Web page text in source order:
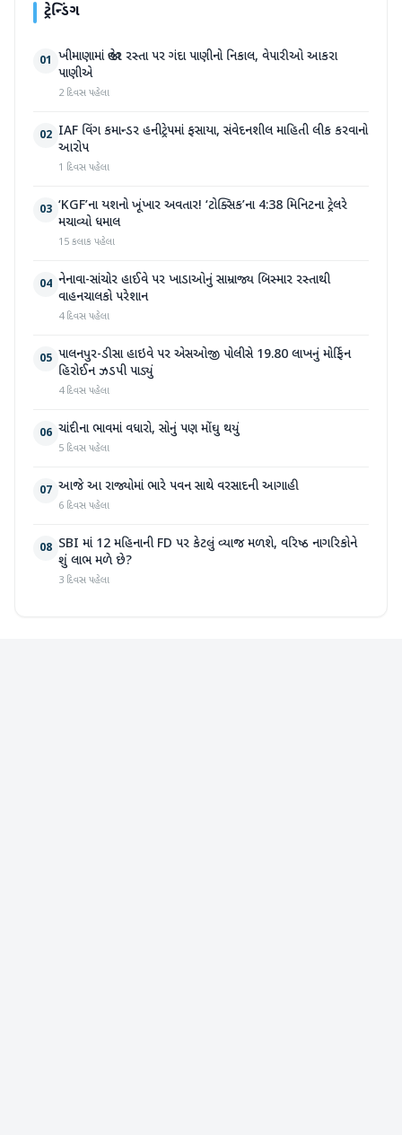
ટ્રેન્ડિંગ
01 ખીમાણામાં જાહેર રસ્તા પર ગંદા પાણીનો નિકાલ, વેપારીઓ આકરા
પાણીએ
2 દિવસ પહેલા
02 IAF વિંગ કમાન્ડર હનીટ્રેપમાં ફસાયા, સંવેદનશીલ માહિતી લીક કરવાનો
આરોપ
1 દિવસ પહેલા
03 ‘KGF’ના યશનો ખૂંખાર અવતાર! ‘ટોક્સિક’ના 4:38 મિનિટના ટ્રેલરે
મચાવ્યો ધમાલ
15 કલાક પહેલા
04 નેનાવા-સાંચોર હાઈવે પર ખાડાઓનું સામ્રાજ્ય બિસ્માર રસ્તાથી
વાહનચાલકો પરેશાન
4 દિવસ પહેલા
05 પાલનપુર-ડીસા હાઇવે પર એસઓજી પોલીસે 19.80 લાખનું મોર્ફિન
હિરોઈન ઝડપી પાડ્યું
4 દિવસ પહેલા
06 ચાંદીના ભાવમાં વધારો, સોનું પણ મોંઘુ થયું
5 દિવસ પહેલા
07 આજે આ રાજ્યોમાં ભારે પવન સાથે વરસાદની આગાહી
6 દિવસ પહેલા
08 SBI માં 12 મહિનાની FD પર કેટલું વ્યાજ મળશે, વરિષ્ઠ નાગરિકોને
શું લાભ મળે છે?
3 દિવસ પહેલા